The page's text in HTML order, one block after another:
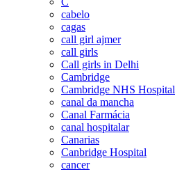
cabelo
cagas
call girl ajmer
call girls
Call girls in Delhi
Cambridge
Cambridge NHS Hospital
canal da mancha
Canal Farmácia
canal hospitalar
Canarias
Canbridge Hospital
cancer